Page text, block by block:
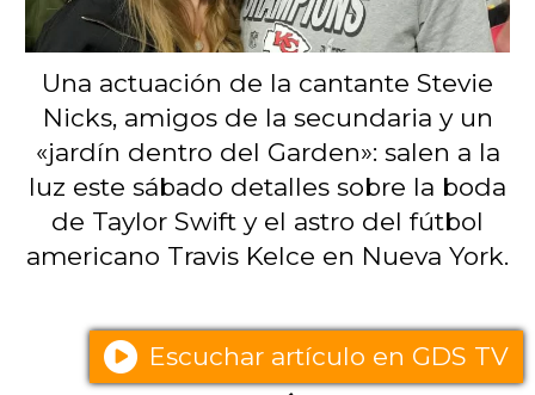
Una actuación de la cantante Stevie
Nicks, amigos de la secundaria y un
«jardín dentro del Garden»: salen a la
luz este sábado detalles sobre la boda
de Taylor Swift y el astro del fútbol
americano Travis Kelce en Nueva York.
Varieté
Escuchar artículo en GDS TV